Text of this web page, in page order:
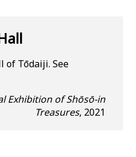
of Tōdaiji. See
Exhibition of Shōsō-in
Treasures, 2021